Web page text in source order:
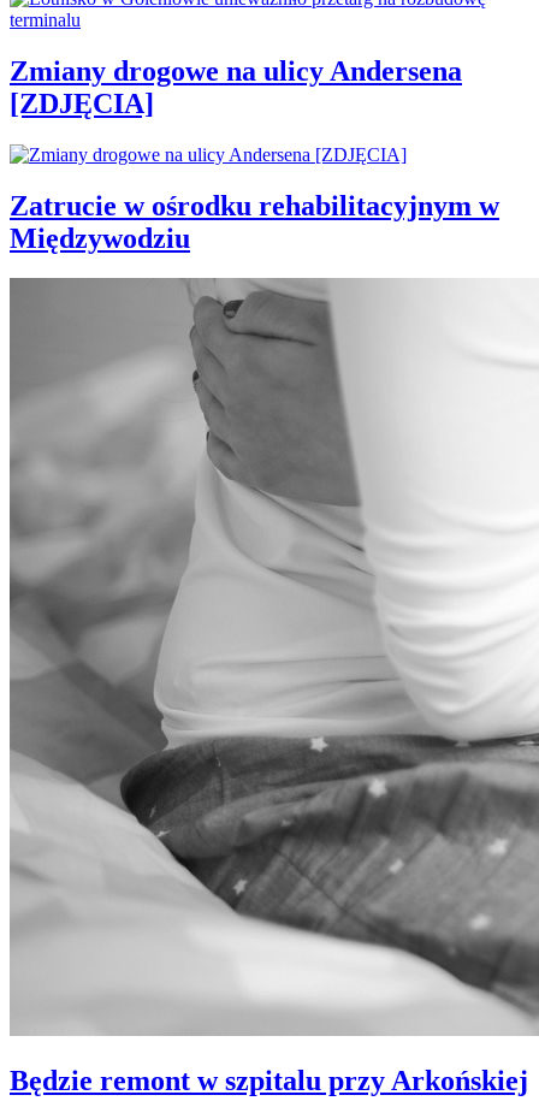
Zmiany drogowe na ulicy Andersena
[ZDJĘCIA]
Zatrucie w ośrodku rehabilitacyjnym w
Międzywodziu
Będzie remont w szpitalu przy Arkońskiej